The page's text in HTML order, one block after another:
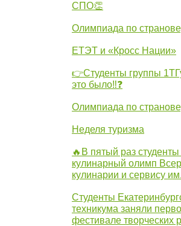
СПО👏
Олимпиада по
ЕТЭТ и «Кросс Нации»
👉Студенты группы
это было‼❓
Олимпиада по
Неделя туризма
🔥В пятый раз
кулинарный олимп
кулинарии и сервису
Студенты
техникума заняли
фестивале